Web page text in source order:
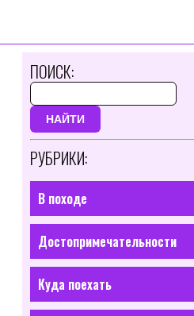
ПОИСК:
НАЙТИ
РУБРИКИ:
В походе
Достопримечательности
Куда поехать